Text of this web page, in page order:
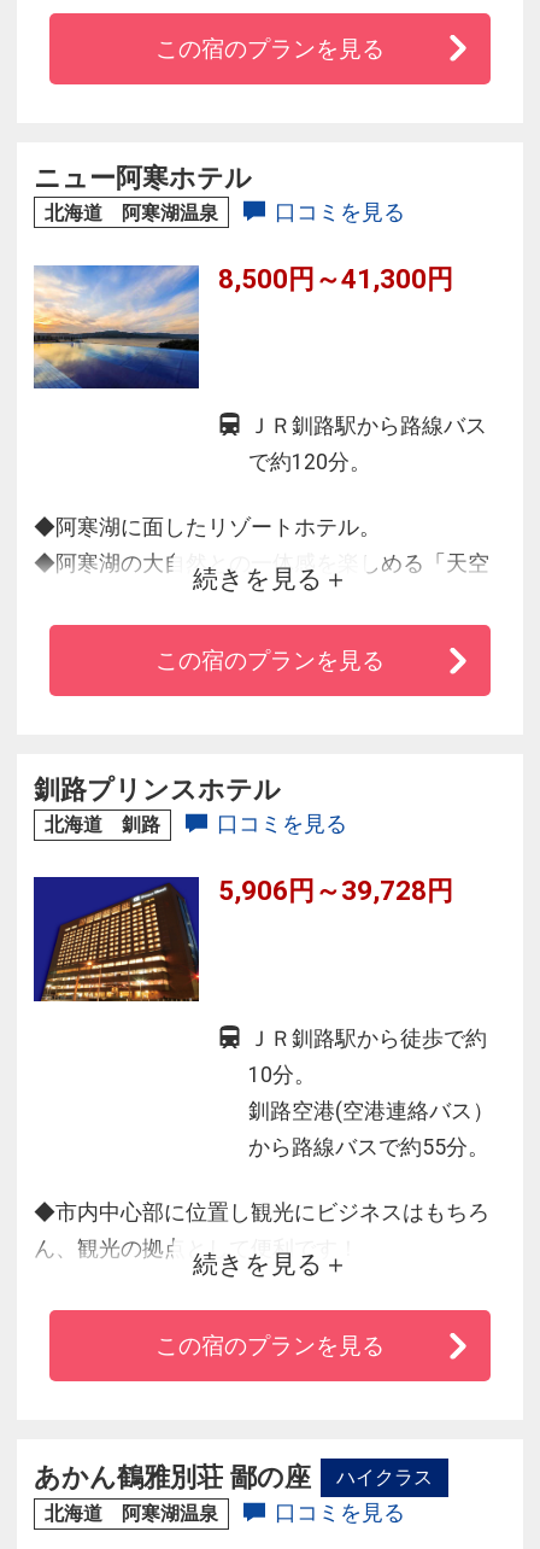
釧路の台所と言われる市場や朝市もホテル近く
にあり、朝早くより観光客でにぎわっておりま
この宿のプランを見る
ニュー阿寒ホテル
北海道 阿寒湖温泉 口コミを見る
8,500円～41,300円
ＪＲ釧路駅から路線バス
で約120分。
◆阿寒湖に面したリゾートホテル。
◆阿寒湖の大自然との一体感を楽しめる「天空
ガーデンスパ」が大好評♪
◆北海道の旬の幸を楽しめる夕食バイキングは
阿寒湖に面したレストランで♪
続きを見る
この宿のプランを見る
釧路プリンスホテル
北海道 釧路 口コミを見る
5,906円～39,728円
ＪＲ釧路駅から徒歩で約
10分。
釧路空港(空港連絡バス）
から路線バスで約55分。
◆市内中心部に位置し観光にビジネスはもちろ
ん、観光の拠点として便利です！
◆ツイン客室からは太平洋に沈む夕日が、シン
グル客室からは釧路市街の夜景がご覧いただけ
きます！
◆繁華街まで徒歩約10分の距離に位置します。
続きを見る
この宿のプランを見る
あかん鶴雅別荘 鄙の座
ハイクラス
北海道 阿寒湖温泉
口コミを見る